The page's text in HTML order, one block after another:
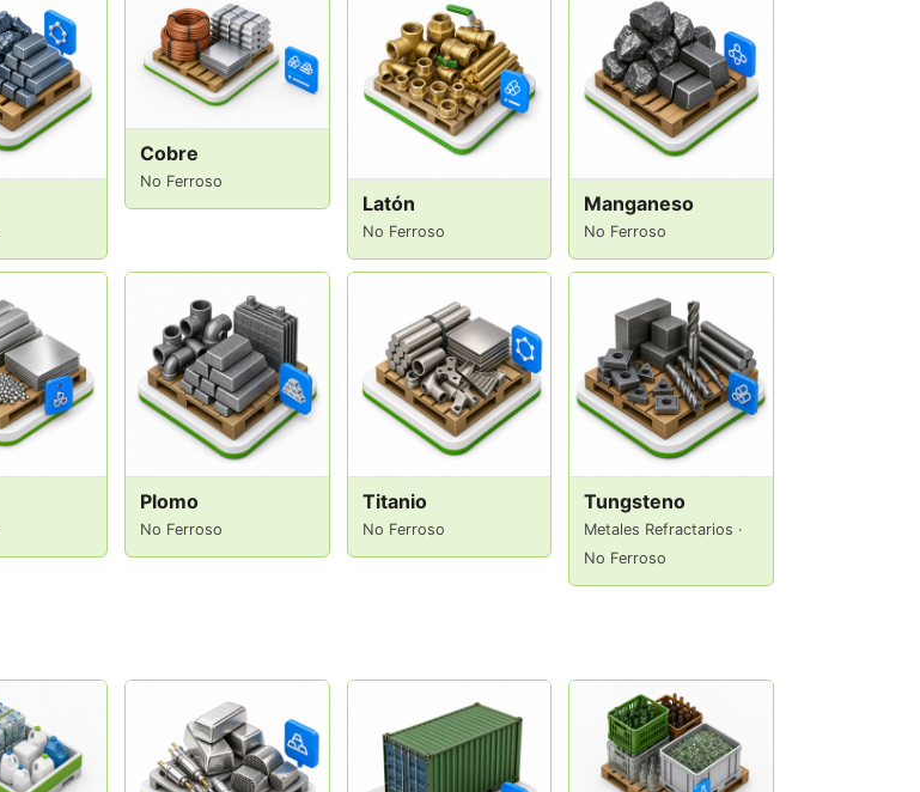
Cobre
No Ferroso
Latón
No Ferroso
Manganeso
No Ferroso
Plomo
No Ferroso
Titanio
No Ferroso
Tungsteno
Metales Refractarios ·
No Ferroso